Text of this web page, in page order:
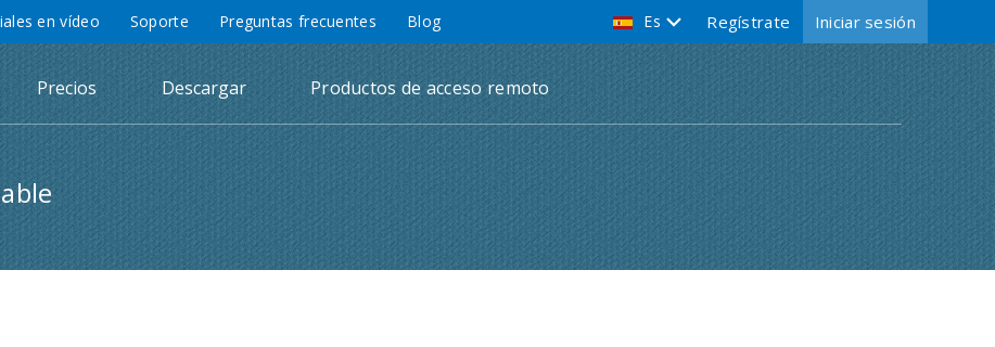
en vídeo Soporte Preguntas frecuentes Blog Es Iniciar sesión
Regístrate
Precios Descargar Productos de acceso remoto